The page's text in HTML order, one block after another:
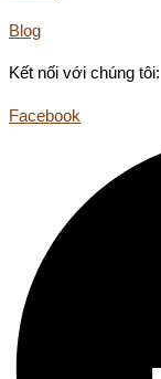
Blog
Kết nối với chúng tôi:
Facebook